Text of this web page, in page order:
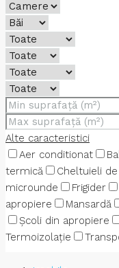
Alte caracteristici
Aer conditionat
termică
Cheltuieli
microunde
Frigider
apropiere
Mansardă
Școli din apropiere
Termoizolație